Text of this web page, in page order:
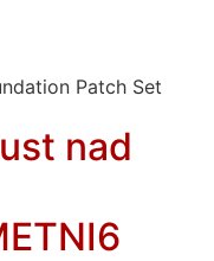
Patch Set
nad